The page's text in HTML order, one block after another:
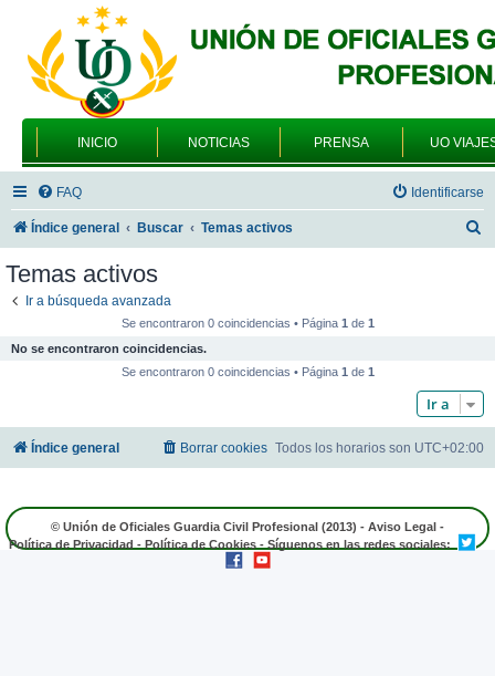
INICIO NOTICIAS PRENSA UO
FAQ Identificarse
Índice general Buscar Temas activos
Temas activos
Ir a búsqueda avanzada
Se encontraron 0 coincidencias • Página 1de 1
No se encontraron coincidencias.
Se encontraron 0 coincidencias • Página 1de 1
Ir a
Índice general Todos los horarios son UTC+02:00
Borrar cookies
© Unión de Oficiales Guardia Civil Profesional (2013) - Aviso Legal -
Política de Privacidad-Política de Cookies- Síguenos en las redes sociales: